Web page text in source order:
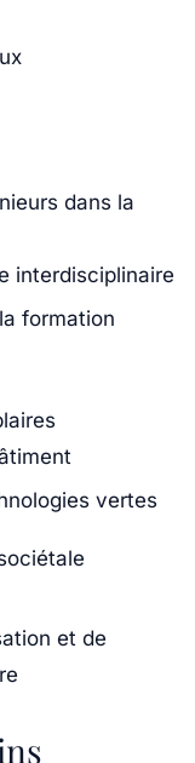
dans la
interdisciplinaire
formation
vertes
et de